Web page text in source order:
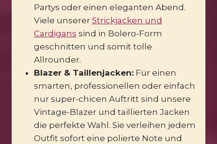
Partys oder einen eleganten Abend.
Viele unserer Strickjacken und
Cardigans sind in Bolero-Form
geschnitten und somit tolle
Allrounder.
Blazer & Taillenjacken:Für einen
smarten, professionellen oder einfach
nur super-chicen Auftritt sind unsere
Vintage-Blazer und taillierten Jacken
die perfekte Wahl. Sie verleihen jedem
Outfit sofort eine polierte Note und